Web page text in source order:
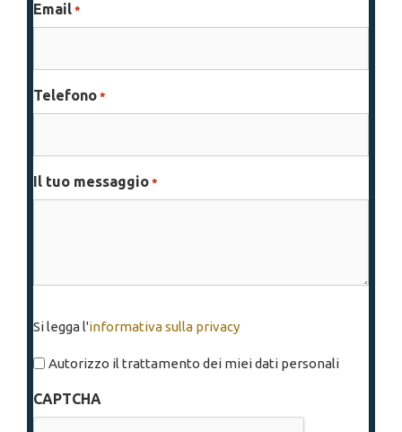
Email *
Telefono *
Il tuo messaggio *
legga
l'informativa
privacy
Si legga l'informativa sulla privacy
Autorizzo il trattamento dei miei dati personali
CAPTCHA